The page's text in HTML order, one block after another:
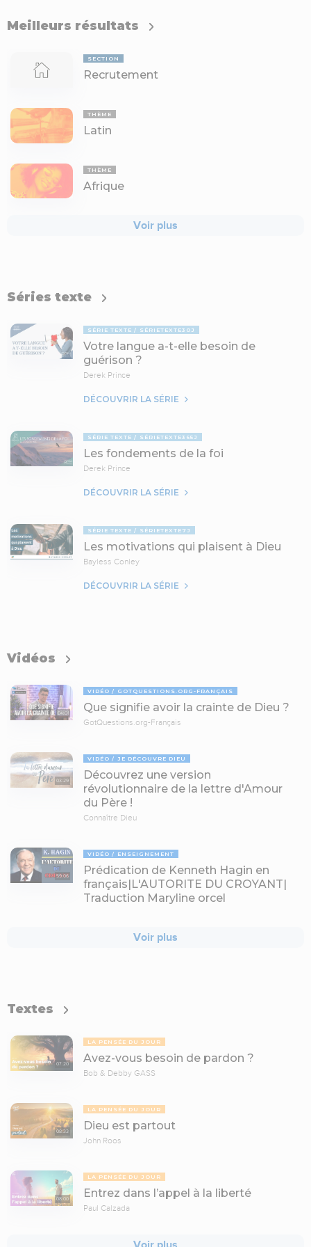
Meilleurs résultats
SECTION
Recrutement
THÈME
Latin
THÈME
Afrique
Voir plus
Séries texte
SÉRIE TEXTE SÉRIETEXTE30J
Votre langue a-t-elle besoin de
guérison ?
Derek Prince
DÉCOUVRIR LA SÉRIE
SÉRIE TEXTE SÉRIETEXTE365J
Les fondements de la foi
Derek Prince
DÉCOUVRIR LA SÉRIE
SÉRIE TEXTE SÉRIETEXTE7J
Les motivations qui plaisent à Dieu
Bayless Conley
DÉCOUVRIR LA SÉRIE
Vidéos
04:01
VIDÉO GOTQUESTIONS.ORG-FRANÇAIS
Que signifie avoir la crainte de Dieu ?
GotQuestions.org-Français
03:29
VIDÉO JE DÉCOUVRE DIEU
Découvrez une version
révolutionnaire de la lettre d'Amour
du Père !
Connaître Dieu
59:06
VIDÉO ENSEIGNEMENT
Prédication de Kenneth Hagin en
français|L'AUTORITE DU CROYANT|
Traduction Maryline orcel
Voir plus
Textes
07:20
LA PENSÉE DU JOUR
Avez-vous besoin de pardon ?
Bob & Debby GASS
08:33
LA PENSÉE DU JOUR
Dieu est partout
John Roos
08:00
LA PENSÉE DU JOUR
Entrez dans l’appel à la liberté
Paul Calzada